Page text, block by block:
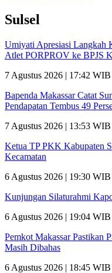
Sulsel
Umiyati Apresiasi Langkah
Atlet PORPROV ke BPJS
7 Agustus 2026 | 17:42 WIB
Bapenda Makassar Catat
Pendapatan Tembus 49
7 Agustus 2026 | 13:53 WIB
Ketua TP PKK Kabupaten
Kecamatan
6 Agustus 2026 | 19:30 WIB
Kunjungan Silaturahmi
6 Agustus 2026 | 19:04 WIB
Pemkot Makassar Pastikan
Masih Dibahas
6 Agustus 2026 | 18:45 WIB